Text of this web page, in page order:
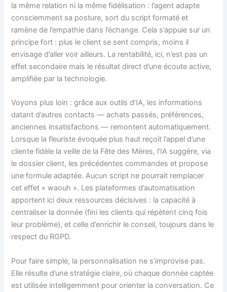
la même relation ni la même fidélisation : l’agent adapte
consciemment sa posture, sort du script formaté et
ramène de l’empathie dans l’échange. Cela s’appuie sur un
principe fort : plus le client se sent compris, moins il
envisage d’aller voir ailleurs. La rentabilité, ici, n’est pas un
effet secondaire mais le résultat direct d’une écoute active,
amplifiée par la technologie.
Voyons plus loin : grâce aux outils d’IA, les informations
datant d’autres contacts — achats passés, préférences,
anciennes insatisfactions — remontent automatiquement.
Lorsque la fleuriste évoquée plus haut reçoit l’appel d’une
cliente fidèle la veille de la Fête des Mères, l’IA suggère, via
le dossier client, les précédentes commandes et propose
une formule adaptée. Aucun script ne pourrait remplacer
cet effet « waouh ». Les plateformes d’automatisation
apportent ici deux ressources décisives : la capacité à
centraliser la donnée (fini les clients qui répètent cinq fois
leur problème), et celle d’enrichir le conseil, toujours dans le
respect du RGPD.
Pour faire simple, la personnalisation ne s’improvise pas.
Elle résulte d’une stratégie claire, où chaque donnée captée
est utilisée intelligemment pour orienter la conversation. Ce